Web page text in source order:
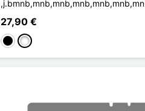
27,90 €
MustaValkoinen